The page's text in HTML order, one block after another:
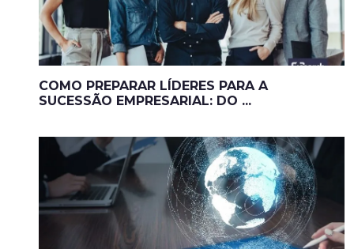
COMO PREPARAR LÍDERES PARA A
SUCESSÃO EMPRESARIAL: DO ...